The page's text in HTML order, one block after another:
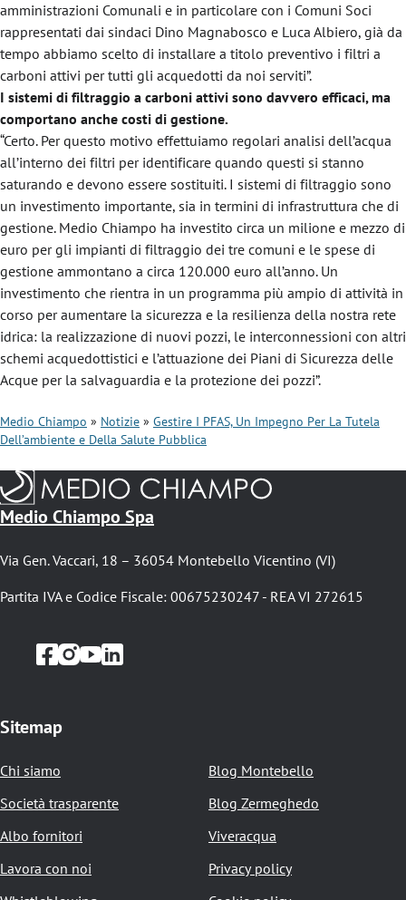
amministrazioni Comunali e in particolare con i Comuni Soci
rappresentati dai sindaci Dino Magnabosco e Luca Albiero, già da
tempo abbiamo scelto di installare a titolo preventivo i filtri a
carboni attivi per tutti gli acquedotti da noi serviti”.
I sistemi di filtraggio a carboni attivi sono davvero efficaci, ma
comportano anche costi di gestione.
“Certo. Per questo motivo effettuiamo regolari analisi dell’acqua
all’interno dei filtri per identificare quando questi si stanno
saturando e devono essere sostituiti. I sistemi di filtraggio sono
un investimento importante, sia in termini di infrastruttura che di
gestione. Medio Chiampo ha investito circa un milione e mezzo di
euro per gli impianti di filtraggio dei tre comuni e le spese di
gestione ammontano a circa 120.000 euro all’anno. Un
investimento che rientra in un programma più ampio di attività in
corso per aumentare la sicurezza e la resilienza della nostra rete
idrica: la realizzazione di nuovi pozzi, le interconnessioni con altri
schemi acquedottistici e l’attuazione dei Piani di Sicurezza delle
Acque per la salvaguardia e la protezione dei pozzi”.
B
r
i
i
o
i
p
a
n
e
Medio Chiampo Notizie
Gestire I PFAS, Un Impegno Per La Tutela
Dell’ambiente e Della Salute Pubblica
Medio Chiampo Spa
Via Gen. Vaccari, 18 – 36054 Montebello Vicentino (VI)
Partita IVA e Codice Fiscale: 00675230247 - REA VI 272615
Sitemap
Chi siamo
Società trasparente
Albo fornitori
Lavora con noi
Blog Montebello
Blog Zermeghedo
Viveracqua
Privacy policy